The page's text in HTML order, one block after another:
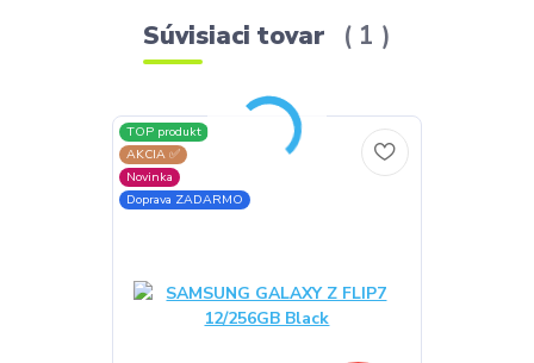
Súvisiaci tovar 1
TOP produkt
AKCIA ✅
Novinka
Doprava ZADARMO